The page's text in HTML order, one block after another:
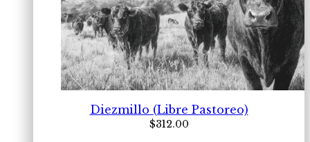
Diezmillo (Libre Pastoreo)
$312.00